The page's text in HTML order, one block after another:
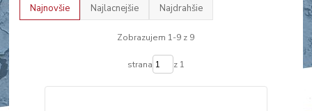
Najnovšie Najlacnejšie Najdrahšie
Zobrazujem 1-9 z 9
strana z 1